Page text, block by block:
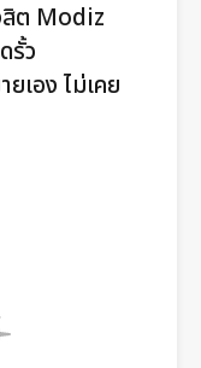
สิต Modiz
รั้ว
เอง ไม่เคย